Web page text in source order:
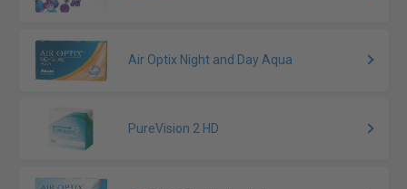
Air Optix Night and Day Aqua
PureVision 2 HD